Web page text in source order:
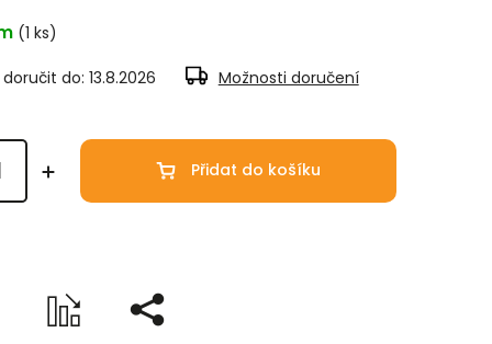
(1 ks)
do: 13.8.2026 Možnosti doručení
Přidat do košíku